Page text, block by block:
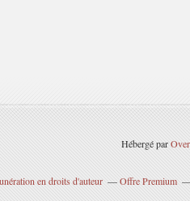
Hébergé par
en droits d'auteur Offre Premium